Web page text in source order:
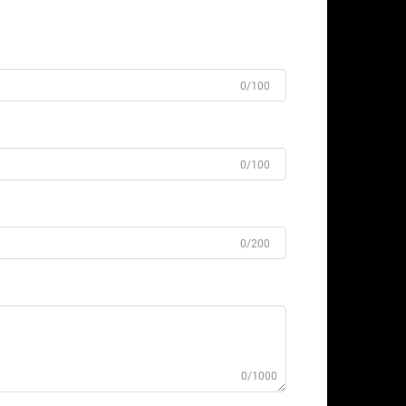
0/100
0/100
0/200
0/1000